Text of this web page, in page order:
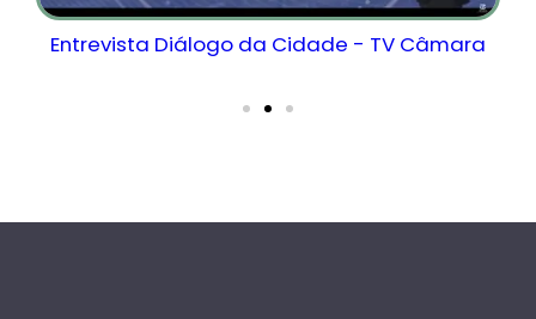
Entrevista Diálogo da Cidade - TV Câmara